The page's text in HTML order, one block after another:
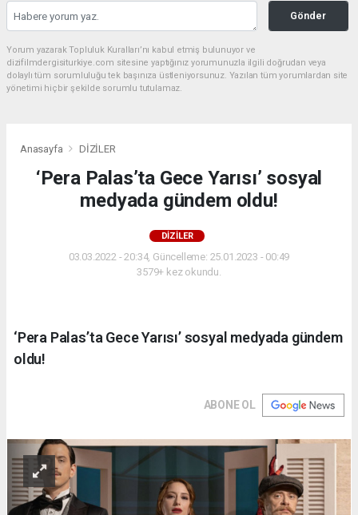
Gönder
Yorum yazarak Topluluk Kuralları’nı kabul etmiş bulunuyor ve
dizifilmdergisiturkiye.com sitesine yaptığınız yorumunuzla ilgili doğrudan veya
dolaylı tüm sorumluluğu tek başınıza üstleniyorsunuz. Yazılan tüm yorumlardan site
yönetimi hiçbir şekilde sorumlu tutulamaz.
Anasayfa DİZİLER
‘Pera Palas’ta Gece Yarısı’ sosyal
medyada gündem oldu!
DİZİLER
03.03.2022 - 20:34, Güncelleme: 25.01.2023 - 00:49
3579+ kez okundu.
‘Pera Palas’ta Gece Yarısı’ sosyal medyada gündem
oldu!
ABONE OL